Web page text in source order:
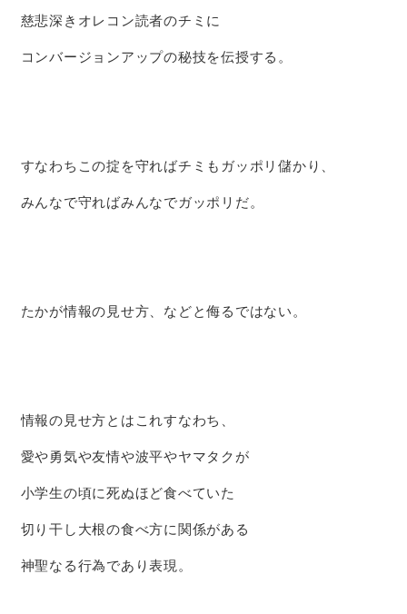
慈悲深きオレコン読者のチミに
コンバージョンアップの秘技を伝授する。
すなわちこの掟を守ればチミもガッポリ儲かり、
みんなで守ればみんなでガッポリだ。
たかが情報の見せ方、などと侮るではない。
情報の見せ方とはこれすなわち、
愛や勇気や友情や波平やヤマタクが
小学生の頃に死ぬほど食べていた
切り干し大根の食べ方に関係がある
神聖なる行為であり表現。